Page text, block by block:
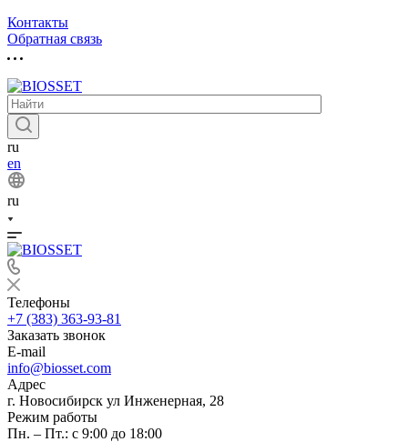
Контакты
Обратная связь
ru
en
ru
Телефоны
+7 (383) 363-93-81
Заказать звонок
E-mail
info@biosset.com
Адрес
г. Новосибирск ул Инженерная, 28
Режим работы
Пн. – Пт.: с 9:00 до 18:00